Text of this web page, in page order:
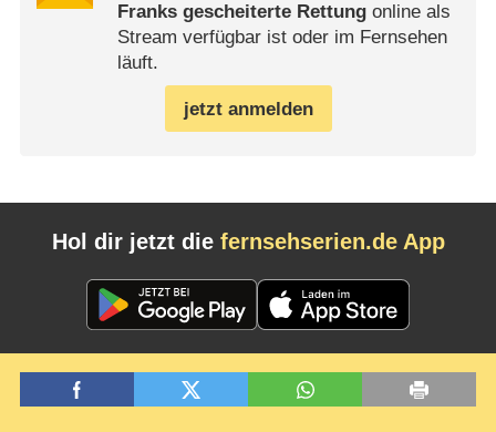
Franks gescheiterte Rettungonline als
Stream verfügbar ist oder im Fernsehen
läuft.
jetzt anmelden
Hol dir jetzt die fernsehserien.de App